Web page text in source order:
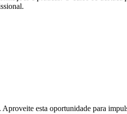
esta oportunidade para